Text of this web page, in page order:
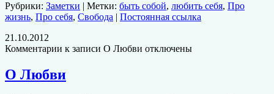
Рубрики: Заметки | Метки: быть собой, любить себя, Про
жизнь, Про себя, Свобода | Постоянная ссылка
21.10.2012
Комментарии к записи О Любви отключены
О Любви